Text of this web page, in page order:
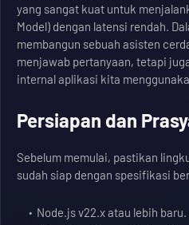
yang sangat kuat untuk
Model) dengan latensi rendah.
membangun sebuah asisten
menjawab pertanyaan, tetapi
internal aplikasi kita
Persiapan dan
Sebelum memulai, pastikan
sudah siap dengan spesifikasi
Node.js v22.x atau lebih baru.